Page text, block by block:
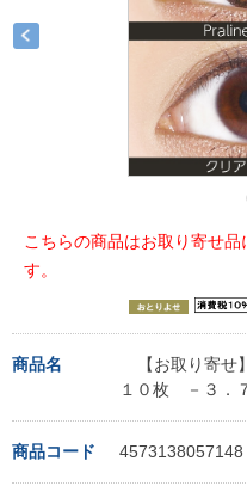
こちらの商品はお取り寄せ
す。
商品名
【お取り寄
１０枚 －３．
商品コード 4573138057148